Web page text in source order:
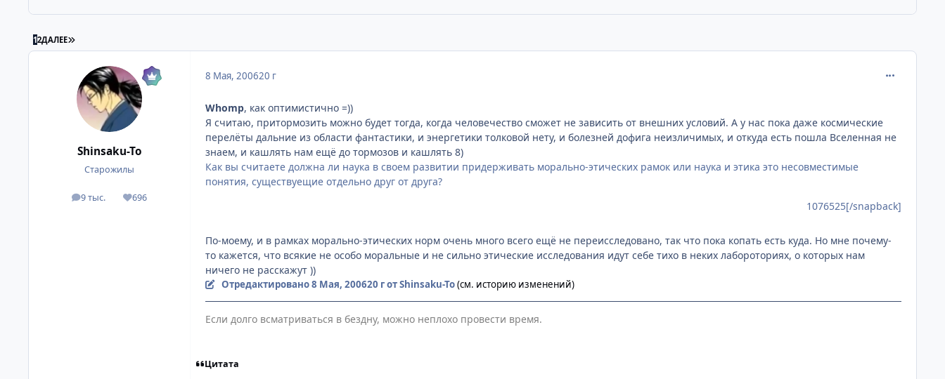
12ДАЛЕЕ ПОСЛЕДНЯЯ СТРАНИЦА
Shinsaku-To
Старожилы
9 тыс.
посты 696
Репутация
8 Мая, 200620 г
Whomp, как оптимистично =))
Я считаю, притормозить можно будет тогда, когда человечество сможет не зависить от внешних условий. А у нас пока даже космические
перелёты дальние из области фантастики, и энергетики толковой нету, и болезней дофига неизличимых, и откуда есть пошла Вселенная не
знаем, и кашлять нам ещё до тормозов и кашлять 8)
Как вы считаете должна ли наука в своем развитии придерживать морально-этических рамок или наука и этика это несовместимые
понятия, существуещие отдельно друг от друга?
1076525[/snapback]
По-моему, и в рамках морально-этических норм очень много всего ещё не переисследовано, так что пока копать есть куда. Но мне почему-
то кажется, что всякие не особо моральные и не сильно этические исследования идут себе тихо в неких лабороториях, о которых нам
ничего не расскажут ))
Отредактировано8 Мая, 200620 гот Shinsaku-To(см. историю изменений)
Если долго всматриваться в бездну, можно неплохо провести время.
Цитата